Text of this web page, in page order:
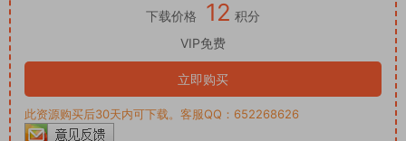
下载价格 12 积分
VIP免费
立即购买
此资源购买后30天内可下载。客服QQ：652268626